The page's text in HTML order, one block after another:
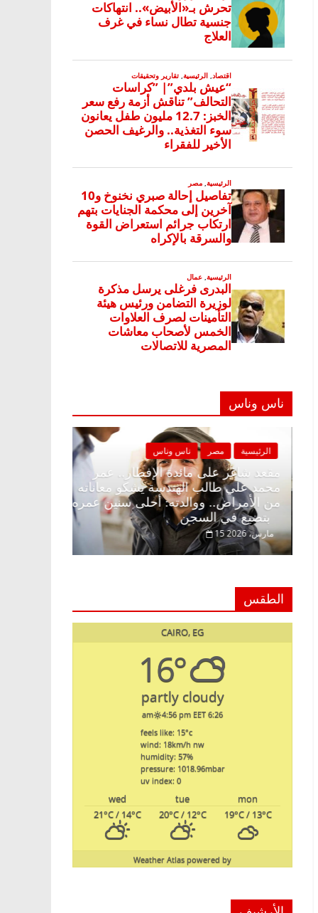
ناس وناس
مقعد شاغر
محمد علي
من الأمراض..
بتضيع في السجن
الرئيسية مصر ناس وناس
مقعد شاغر على الإفطار وبلكونة بلا زينة
رمضان.. د. عبدالخالق فاروق خبير
اقتصادي في انتظار حلم الحرية ولمة
22 فبراير، 2026
الطقس
CAIRO, EG
16°
partly cloudy
6:26 am
4:56 pm EET
feels like: 15°c
wind: 18km/h nw
humidity: 57%
pressure: 1018.96mbar
uv index: 0
mon
tue
wed
19°C/ 13°C
20°C/ 12°C
21°C/ 14°C
powered by
Weather Atlas